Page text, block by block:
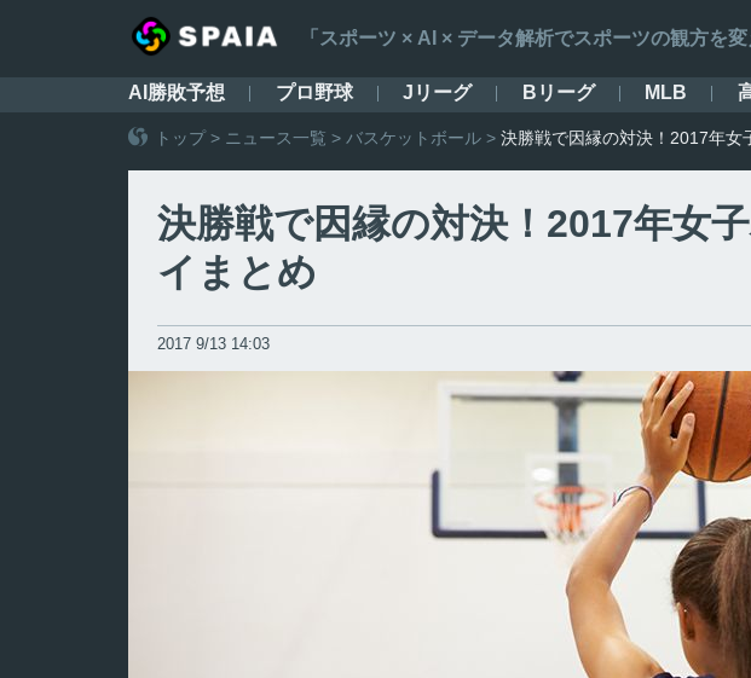
「スポーツ × AI × データ解析でスポーツの観方を変
AI勝敗予想 プロ野球 Jリーグ Bリーグ MLB
トップ> ニュース一覧 > バスケットボール > 決勝戦で因縁の対決！2017年女
決勝戦で因縁の対決！2017年女
イまとめ
2017 9/13 14:03